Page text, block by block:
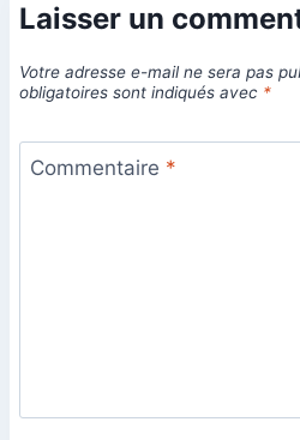
Laisser un
Votre adresse e-mail ne sera pas
obligatoires sont indiqués avec *
Commentaire *